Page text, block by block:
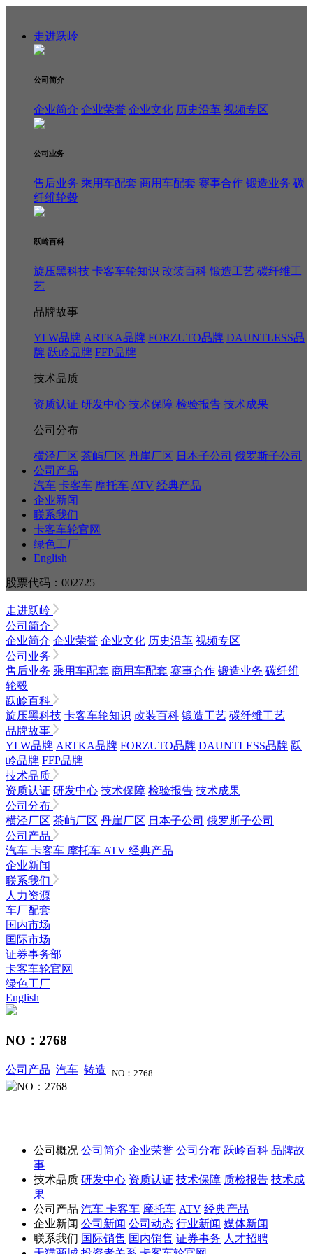
走进跃岭
公司简介
企业简介 企业荣誉 企业文化 历史沿革 视频专区
公司业务
售后业务 乘用车配套 商用车配套 赛事合作 锻造业务 碳
纤维轮毂
跃岭百科
旋压黑科技 卡客车轮知识 改装百科 锻造工艺 碳纤维工
艺
品牌故事
YLW品牌 ARTKA品牌 FORZUTO品牌 DAUNTLESS品
牌 跃岭品牌 FFP品牌
技术品质
资质认证 研发中心 技术保障 检验报告 技术成果
公司分布
横泾厂区 茶屿厂区 丹崖厂区 日本子公司 俄罗斯子公司
公司产品
汽车 卡客车 摩托车 ATV 经典产品
企业新闻
联系我们
卡客车轮官网
绿色工厂
English
股票代码：002725
走进跃岭
公司简介
企业简介 企业荣誉 企业文化 历史沿革 视频专区
公司业务
售后业务 乘用车配套 商用车配套 赛事合作 锻造业务 碳纤维
轮毂
跃岭百科
旋压黑科技 卡客车轮知识 改装百科 锻造工艺 碳纤维工艺
品牌故事
YLW品牌 ARTKA品牌 FORZUTO品牌 DAUNTLESS品牌 跃
岭品牌 FFP品牌
技术品质
资质认证 研发中心 技术保障 检验报告 技术成果
公司分布
横泾厂区 茶屿厂区 丹崖厂区 日本子公司 俄罗斯子公司
公司产品
汽车 卡客车 摩托车 ATV 经典产品
企业新闻
联系我们
人力资源
车厂配套
国内市场
国际市场
证券事务部
卡客车轮官网
绿色工厂
English
NO：2768
公司产品 汽车 铸造 NO：2768
公司概况 公司简介 企业荣誉 公司分布 跃岭百科 品牌故
事
技术品质 研发中心 资质认证 技术保障 质检报告 技术成
果
公司产品 汽车 卡客车 摩托车 ATV 经典产品
企业新闻 公司新闻 公司动态 行业新闻 媒体新闻
联系我们 国际销售 国内销售 证券事务 人才招聘